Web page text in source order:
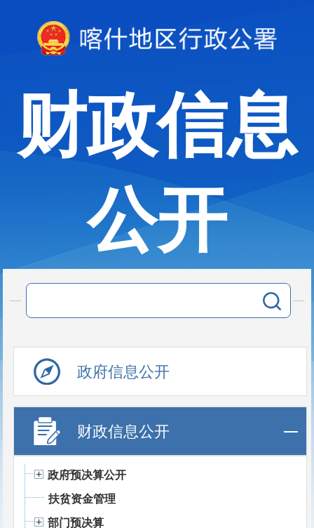
财政信息
公开
政府信息公开
财政信息公开
政府预决算公开
扶贫资金管理
部门预决算